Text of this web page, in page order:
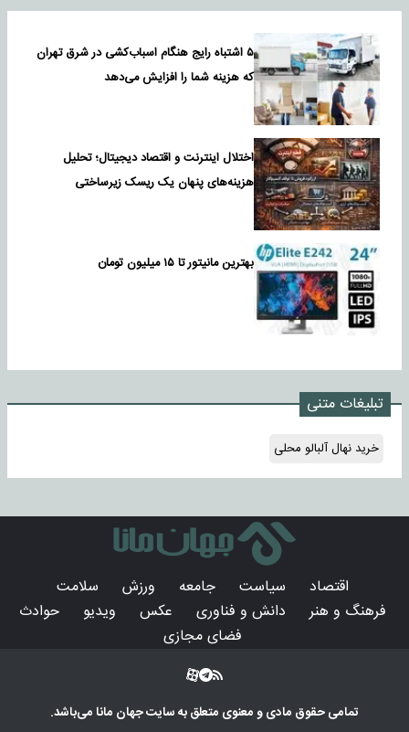
۵ اشتباه رایج هنگام اسباب‌کشی در شرق تهران
که هزینه شما را افزایش می‌دهد
اختلال اینترنت و اقتصاد دیجیتال؛ تحلیل
هزینه‌های پنهان یک ریسک زیرساختی
بهترین مانیتور تا ۱۵ میلیون تومان
تبلیغات متنی
خرید نهال آلبالو محلی
اقتصاد سیاست جامعه ورزش
سلامت
فرهنگ و هنر
دانش و فناوری عکس ویدیو
حوادث
فضای مجازی
تمامی حقوق مادی و معنوی متعلق به سایتجهان مانامی‌باشد.